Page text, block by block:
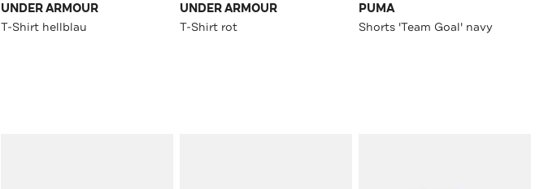
UNDER ARMOUR
T-Shirt hellblau
UNDER ARMOUR
T-Shirt rot
PUMA
Shorts 'Team Goal' navy